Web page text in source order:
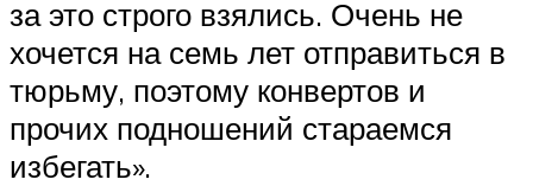
за это строго взялись. Очень не
хочется на семь лет отправиться в
тюрьму, поэтому конвертов и
прочих подношений стараемся
избегать».